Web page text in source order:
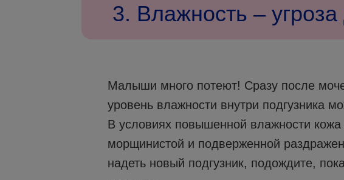
3. Влажность –
Малыши много потеют! Сразу после
уровень влажности внутри подгузника
В условиях повышенной влажности кожа
морщинистой и подверженной
надеть новый подгузник, подождите,